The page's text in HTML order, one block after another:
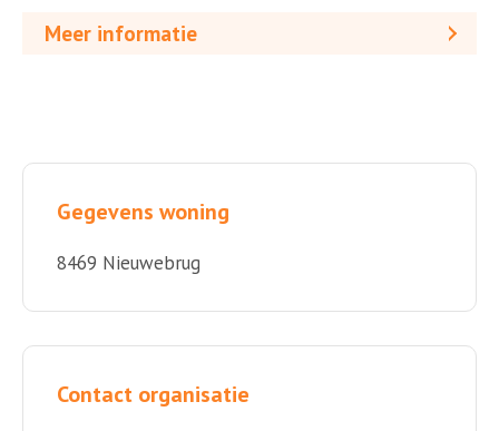
Meer informatie
Gegevens woning
8469 Nieuwebrug
Contact organisatie